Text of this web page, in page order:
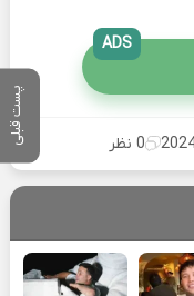
پست قبلی
ADS
0 نظر